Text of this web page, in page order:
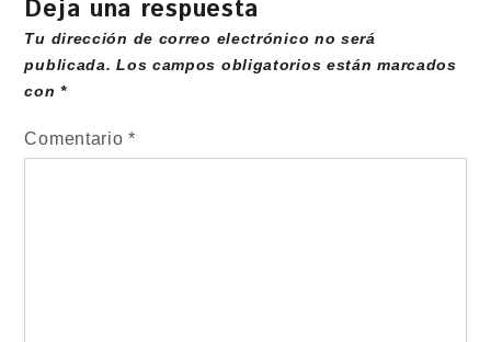
Deja una respuesta
Tu dirección de correo electrónico no será
publicada. Los campos obligatorios están marcados
con*
Comentario*